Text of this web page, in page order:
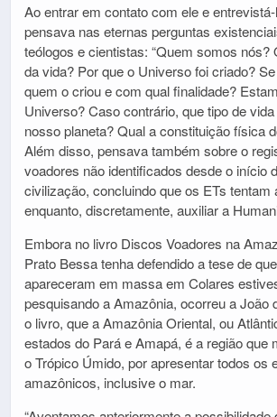
Ao entrar em contato com ele e
pensava nas eternas perguntas
teólogos e cientistas: “Quem somos nós?
da vida? Por que o Universo foi criado?
quem o criou e com qual finalidade?
Universo? Caso contrário, que tipo de
nosso planeta? Qual a constituição física
Além disso, pensava também sobre o
voadores não identificados desde o início
civilização, concluindo que os ETs tentam
enquanto, discretamente, auxiliar a
Embora no livro Discos Voadores na
Prato Bessa tenha defendido a tese de
apareceram em massa em Colares
pesquisando a Amazônia, ocorreu a João
o livro, que a Amazônia Oriental, ou
estados do Pará e Amapá, é a região que
o Trópico Úmido, por apresentar todos os
amazônicos, inclusive o mar.